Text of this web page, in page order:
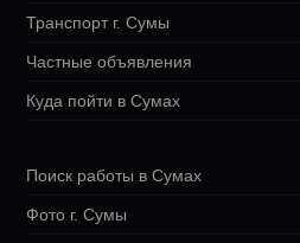
Транспорт г. Сумы
Частные объявления
Куда пойти в Сумах
Поиск работы в Сумах
Фото г. Сумы